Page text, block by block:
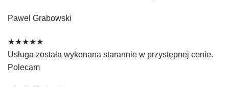
Pawel Grabowski
★★★★★
Usługa została wykonana starannie w przystępnej cenie.
Polecam